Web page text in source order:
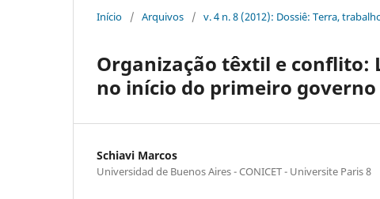
Início / Arquivos / v. 4 n. 8 (2012): Dossiê: Terra,
Organização têxtil e conflito:
no início do primeiro
Schiavi Marcos
Universidad de Buenos Aires - CONICET - Universite Paris 8